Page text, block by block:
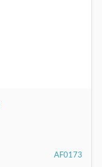
AF0173